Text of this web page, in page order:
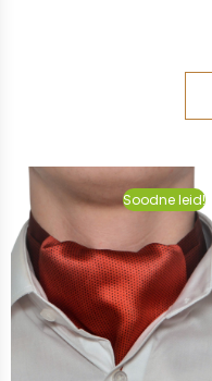
Soodne leid!